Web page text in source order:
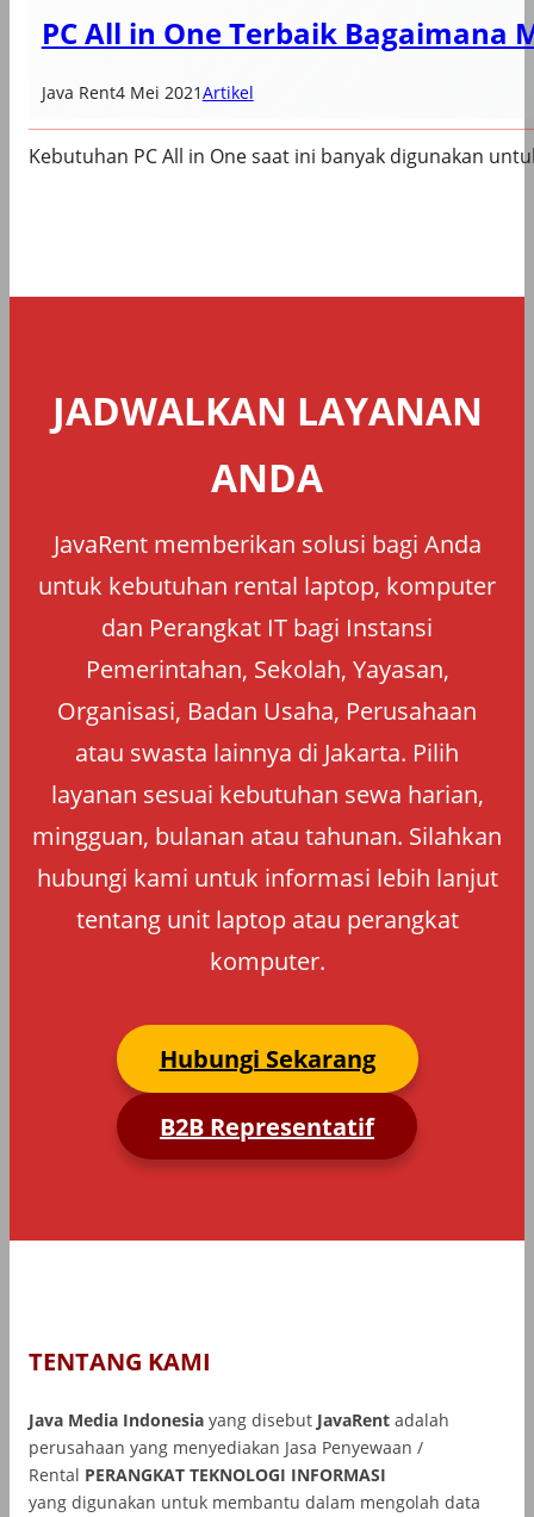
PC All in One Terbaik Bagaimana
Java Rent4 Mei 2021Artikel
Kebutuhan PC All in One saat ini banyak digunakan
JADWALKAN LAYANAN
ANDA
JavaRent memberikan solusi bagi Anda
untuk kebutuhan rental laptop, komputer
dan Perangkat IT bagi Instansi
Pemerintahan, Sekolah, Yayasan,
Organisasi, Badan Usaha, Perusahaan
atau swasta lainnya di Jakarta. Pilih
layanan sesuai kebutuhan sewa harian,
mingguan, bulanan atau tahunan. Silahkan
hubungi kami untuk informasi lebih lanjut
tentang unit laptop atau perangkat
komputer.
Hubungi Sekarang
B2B Representatif
TENTANG KAMI
Java Media Indonesia yang disebut JavaRent adalah
perusahaan yang menyediakan Jasa Penyewaan /
Rental PERANGKAT TEKNOLOGI INFORMASI
yang digunakan untuk membantu dalam mengolah data